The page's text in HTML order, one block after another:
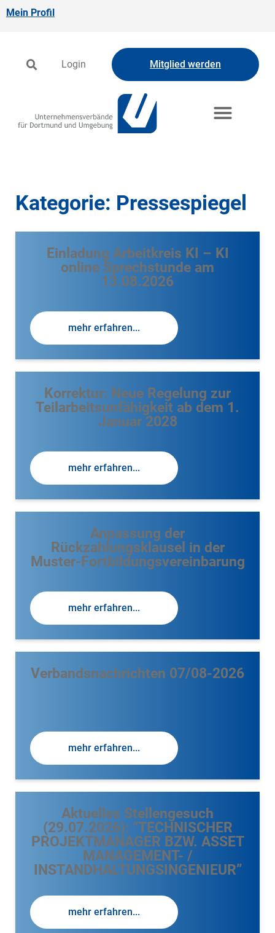
Mein Profil
Login Mitglied werden
Kategorie: Pressespiegel
Einladung Arbeitkreis KI – KI
online Sprechstunde am
13.08.2026
mehr erfahren...
Korrektur: Neue Regelung zur
Teilarbeitsunfähigkeit ab dem 1.
Januar 2028
mehr erfahren...
Anpassung der
Rückzahlungsklausel in der
Muster-Fortbildungsvereinbarung
mehr erfahren...
Verbandsnachrichten 07/08-2026
mehr erfahren...
Aktuelles Stellengesuch
(29.07.2026): “TECHNISCHER
PROJEKTMANAGER BZW. ASSET
MANAGEMENT- /
INSTANDHALTUNGSINGENIEUR”
mehr erfahren...